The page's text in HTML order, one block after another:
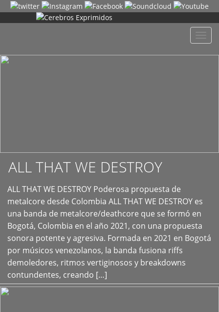
ALL THAT WE DESTROY
ALL THAT WE DESTROY Poderosa propuesta de
metalcore desde Colombia ALL THAT WE DESTROY es
una banda de metalcore/deathcore que se formó en
Bogotá, Colombia en el año 2021, con una propuesta
sonora potente y agresiva. Formada en 2021 en Bogotá
por músicos venezolanos, la banda fusiona riffs
demoledores, ritmos vertiginosos y breakdowns
contundentes, creando […]
+